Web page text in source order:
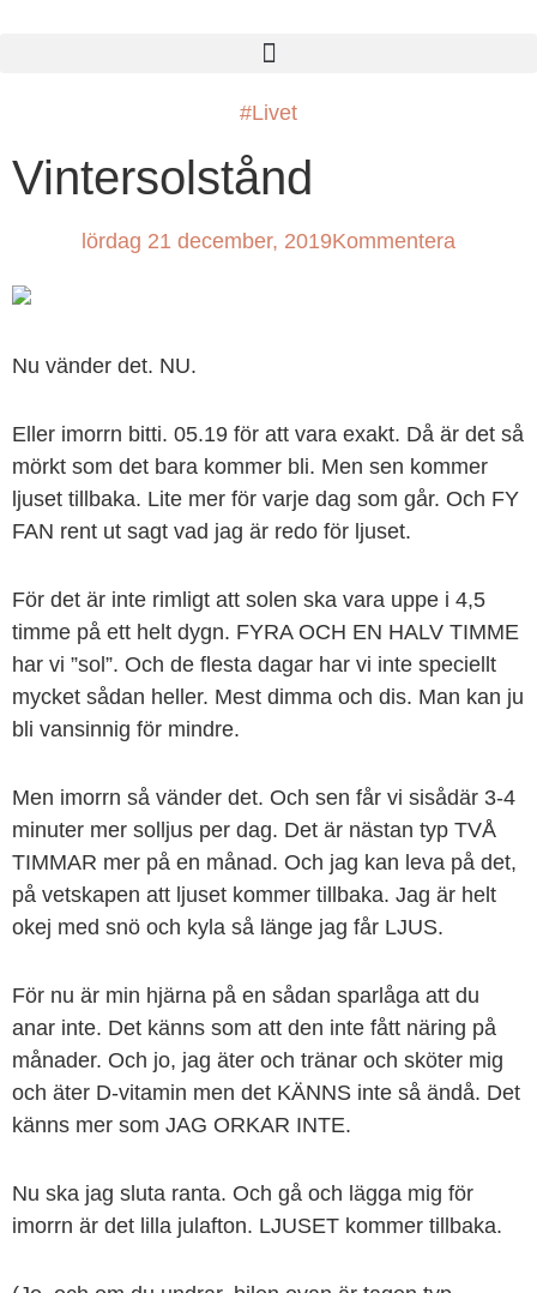
#Livet
Vintersolstånd
lördag 21 december, 2019Kommentera
Nu vänder det. NU.
Eller imorrn bitti. 05.19 för att vara exakt. Då är det så
mörkt som det bara kommer bli. Men sen kommer
ljuset tillbaka. Lite mer för varje dag som går. Och FY
FAN rent ut sagt vad jag är redo för ljuset.
För det är inte rimligt att solen ska vara uppe i 4,5
timme på ett helt dygn. FYRA OCH EN HALV TIMME
har vi ”sol”. Och de flesta dagar har vi inte speciellt
mycket sådan heller. Mest dimma och dis. Man kan ju
bli vansinnig för mindre.
Men imorrn så vänder det. Och sen får vi sisådär 3-4
minuter mer solljus per dag. Det är nästan typ TVÅ
TIMMAR mer på en månad. Och jag kan leva på det,
på vetskapen att ljuset kommer tillbaka. Jag är helt
okej med snö och kyla så länge jag får LJUS.
För nu är min hjärna på en sådan sparlåga att du
anar inte. Det känns som att den inte fått näring på
månader. Och jo, jag äter och tränar och sköter mig
och äter D-vitamin men det KÄNNS inte så ändå. Det
känns mer som JAG ORKAR INTE.
Nu ska jag sluta ranta. Och gå och lägga mig för
imorrn är det lilla julafton. LJUSET kommer tillbaka.